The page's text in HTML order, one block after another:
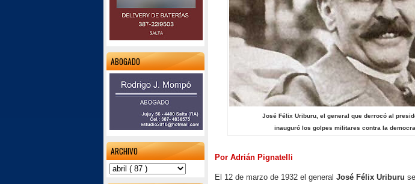
José Félix Uriburu, el general que derrocó al
inauguró los golpes militares contra la
Por Adrián Pignatelli
El 12 de marzo de 1932 el general José Félix Uriburu
ABOGADO
ARCHIVO